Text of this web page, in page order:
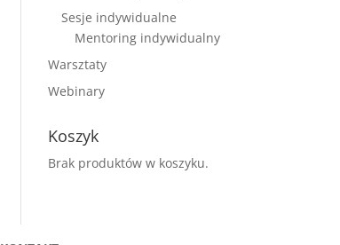
Sesje indywidualne
Mentoring indywidualny
Warsztaty
Webinary
Koszyk
Brak produktów w koszyku.